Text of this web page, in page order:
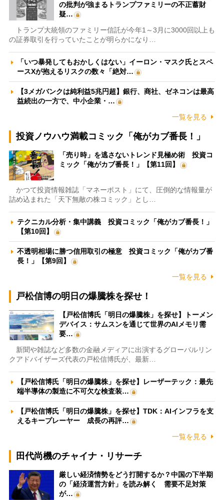
の批判が強まるトランプファミリーの不正蓄財
疑…
トランプ大統領のファミリー信託が今年1～3月に3000回以上も
の証券取引を行っていたことが明らかになり…
「いつ暴発してもおかしくはない」イーロン・マスク氏とスペ
ースXが抱えるリスクの数々「絶対…
【3メガバンクは純利益5兆円超】銀行、商社、ゼネコンは最高
益続出の一方で、中小企業・…
一覧を見る
投資ノウハウ満載コミック「俺がカブ番長！」
「売り時」を逃さないトレンド見極め術 投資コ
ミック「俺がカブ番長！」【第11回】
かつて投資情報雑誌「マネーポスト」にて、圧倒的な情報量が
詰め込まれた「天下無敵の株コミック」とし…
テクニカル分析・集中講義 投資コミック「俺がカブ番長！」
【第10回】
不透明相場に勝つ信用取引の極意 投資コミック「俺がカブ番
長！」【第9回】
一覧を見る
戸松信博の明日の爆騰株を探せ！
【戸松信博氏「明日の爆騰株」を探せ】トーメン
デバイス：サムスンを通じて世界のAIメモリ需
要…
新聞や雑誌など多数の金融メディアに出演するグローバルリン
クアドバイザーズ代表の戸松信博氏が、最新…
【戸松信博氏「明日の爆騰株」を探せ】レーザーテック：最先
端半導体の製造に不可欠な検査装…
【戸松信博氏「明日の爆騰株」を探せ】TDK：AIインフラを支
えるキープレーヤー 成長の再評…
一覧を見る
田代尚機のチャイナ・リサーチ
厳しい経済情勢をどう打開するか？中国の下半期
の「経済運営方針」を読み解く 需要不足対策
が…